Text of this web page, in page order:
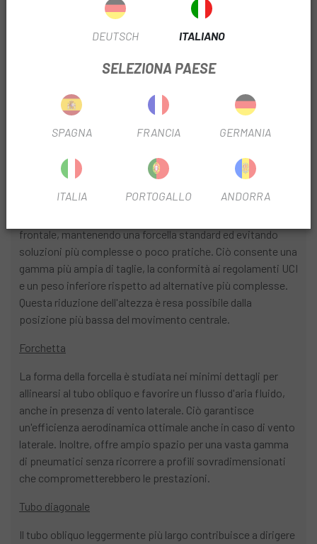
risultato è un'efficienza costante in qualsiasi scenario, in
grado di mantenere la velocità e ridurre lo sforzo quando è
trasforma ogni vantaggio aerodinamico in prestazioni
tangibili sull'asfalto, offrendo un'esperienza più veloce,
efficiente e competitiva su tutti i tipi di percorso.
Aerodinamica in ogni dettaglio
frontale, mantenendo una forcella standard ed evitando
soluzioni più complesse o poco pratiche. Ciò consente una
gamma più ampia di taglie, la conformità ai regolamenti UCI
e un peso inferiore rispetto ad alternative più complesse.
Questa riduzione dell'altezza è resa possibile dalla
posizione più bassa del movimento centrale.
Forchetta
La forma della forcella è studiata nei minimi dettagli per
allinearsi al tubo obliquo e favorire un flusso d'aria fluido,
anche in presenza di vento laterale. Ciò garantisce
un'efficienza aerodinamica ottimale anche in caso di vento
laterale. Inoltre, offre ampio spazio per una vasta gamma
di pneumatici senza ricorrere a profili sovradimensionati
che comprometterebbero le prestazioni.
Tubo diagonale
Il tubo obliquo leggermente più largo contribuisce a dirigere
DEUTSCH ITALIANO
SELEZIONA PAESE
SPAGNA FRANCIA GERMANIA
ITALIA PORTOGALLO ANDORRA